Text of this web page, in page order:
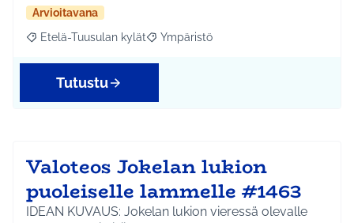
Arvioitavana
Rajaa tulokset aihepiirin mukaan: Etelä-Tuusulan kylät
Etelä-Tuusulan kylät Rajaa tulokset teeman mukaan:
Ympäristö
Tutustu
Valoteos Jokelan lukion
puoleiselle lammelle #1463
IDEAN KUVAUS: Jokelan lukion vieressä olevalle